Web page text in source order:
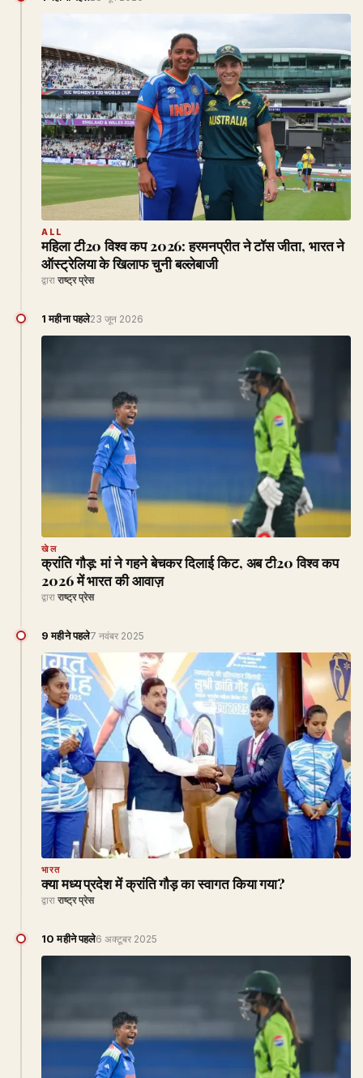
ALL
महिला टी20 विश्व कप 2026: हरमनप्रीत ने टॉस जीता, भारत ने
ऑस्ट्रेलिया के खिलाफ चुनी बल्लेबाजी
द्वारा राष्ट्र प्रेस
1 महीना पहले23 जून 2026
खेल
क्रांति गौड़: मां ने गहने बेचकर दिलाई किट, अब टी20 विश्व कप
2026 में भारत की आवाज़
द्वारा राष्ट्र प्रेस
9 महीने पहले7 नवंबर 2025
भारत
क्या मध्य प्रदेश में क्रांति गौड़ का स्वागत किया गया?
द्वारा राष्ट्र प्रेस
10 महीने पहले6 अक्टूबर 2025